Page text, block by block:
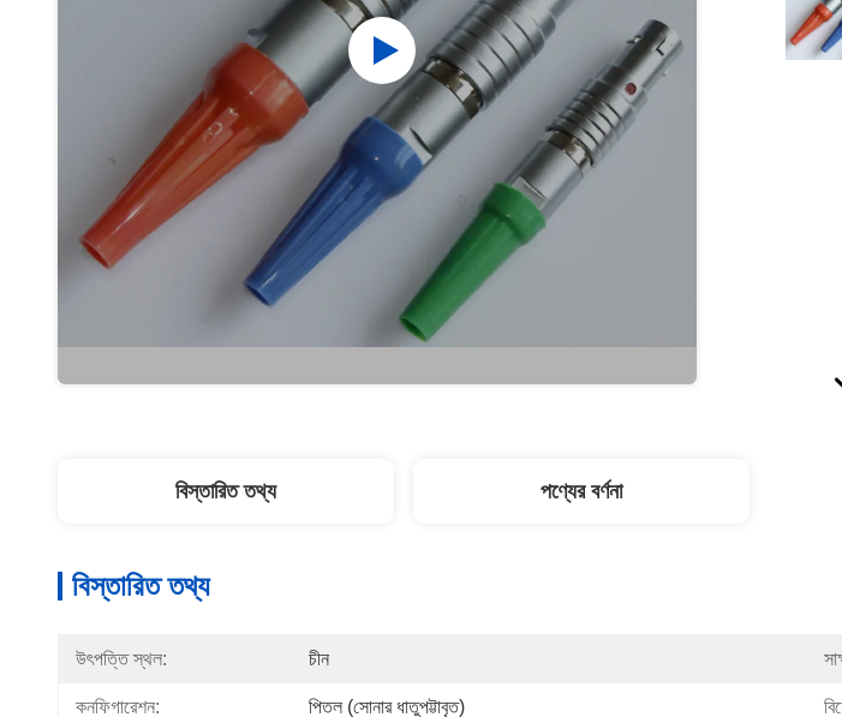
বিস্তারিত তথ্য পণ্যের বর্ণনা
বিস্তারিত তথ্য
উৎপত্তি স্থল: চীন
কনফিগারেশন: পিতল (সোনার ধাতুপট্টাবৃত)